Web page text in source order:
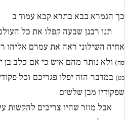
כך הגמרא בבא בתרא קכא עמוד ב
תנו רבנן שבעה קפלו את כל
אחיה השילוני ראה את עמרם אליהו
סה) ולא נותר מהם איש כי אם כלב בן
כט) במדבר הזה יפלו פגריכם וכל
שפקודיו מבן שלשים
אבל מוזר שהיו צריכים להקשות